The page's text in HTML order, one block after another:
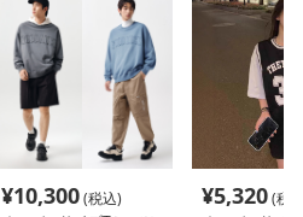
¥10,300(税込)
¥5,320(税